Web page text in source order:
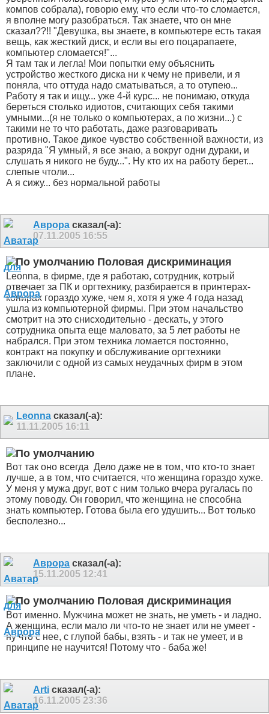
компов собрала), говорю ему, что если что-то сломается,
я вполне могу разобраться. Так знаете, что он мне
сказал??!! "Девушка, вы знаете, в компьютере есть такая
вещь, как жесткий диск, и если вы его поцарапаете,
компьютер сломается!"...
Я там так и легла! Мои попытки ему объяснить
устройство жесткого диска ни к чему не привели, и я
поняла, что оттуда надо сматываться, а то отупею...
Работу я так и ищу... уже 4-й курс... не понимаю, откуда
береться столько идиотов, считающих себя такими
умными...(я не только о компьютерах, а по жизни...) с
такими не то что работать, даже разговаривать
противно. Такое дикое чувство собственной важности, из
разряда "Я умный, я все знаю, а вокруг одни дураки, и
слушать я никого не буду...". Ну кто их на работу берет...
слепые чтоли...
А я сижу... без нормальной работы
Аврора сказал(-а):
07.11.2005 16:55
Половая дискриминация
Leonna, в фирме, где я работаю, сотрудник, котрый
отвечает за ПК и оргтехнику, разбирается в принтерах-
копирах гораздо хуже, чем я, хотя я уже 4 года назад
ушла из компьютерной фирмы. При этом начальство
смотрит на это снисходительно - дескать, у этого
сотрудника опыта еще маловато, за 5 лет работы не
набрался. При этом техника ломается постоянно,
контракт на покупку и обслуживание оргтехники
заключили с одной из самых неудачных фирм в этом
плане.
Leonna сказал(-а):
11.11.2005 16:11
Вот так оно всегда Дело даже не в том, что кто-то знает
лучше, а в том, что считается, что женщина гораздо хуже.
У меня у мужа друг, вот с ним только вчера ругалась по
этому поводу. Он говорил, что женщина не способна
знать компьютер. Готова была его удушить... Вот только
бесполезно...
Аврора сказал(-а):
15.11.2005 12:41
Половая дискриминация
Вот именно. Мужчина может не знать, не уметь - и ладно.
А женщина, если мало ли что-то не знает или не умеет -
ну что с нее, с глупой бабы, взять - и так не умеет, и в
принципе не научится! Потому что - баба же!
Arti сказал(-а):
16.11.2005 23:36